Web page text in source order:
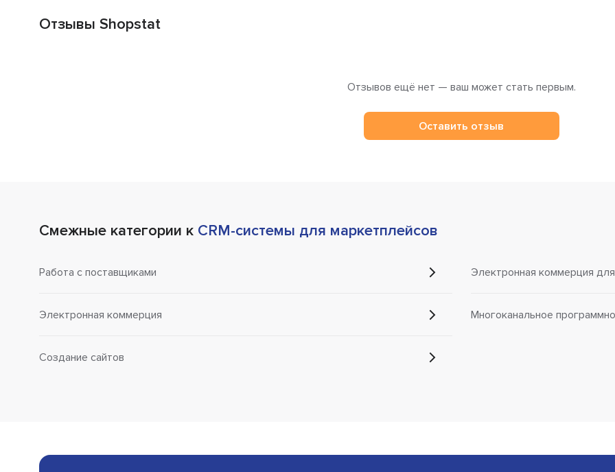
Отзывы Shopstat
Отзывов ещё нет — ваш может стать первым.
Оставить отзыв
Смежные категории к CRM-системы для маркетплейсов
Работа с поставщиками
Электронная коммерция
Создание сайтов
Электронная коммерция
Многоканальное